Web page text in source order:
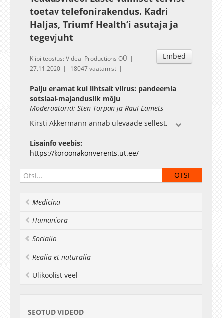
toetav telefonirakendus. Kadri
Haljas, Triumf Health’i asutaja ja
tegevjuht
Embed
Klipi teostus: Videal Productions OÜ
27.11.2020
18047 vaatamist
Palju enamat kui lihtsalt viirus: pandeemia
sotsiaal-majanduslik mõju
Moderaatorid: Sten Torpan ja Raul Eamets
Kirsti Akkermann annab ülevaade sellest,
stressiga toimetulekule eriolukorra ajal, mis
aitas sellega toime tulla ja milline on selle
üheks alusmaterjaliks rahvastiku vaimse tervise
longituudses küsitlusuuringus, mille tulemuste
seirepakett.
Lisainfo veebis:
https://koroonakonverents.ut.ee/
Medicina
Humaniora
Socialia
Realia et naturalia
Ülikoolist veel
SEOTUD VIDEOD